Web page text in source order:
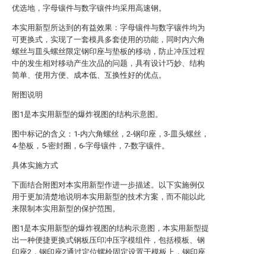
优选地，字母镶件与数字镶件均采用高速钢。
本实用新型所达到的有益效果：字母镶件与数字镶件均为
可更换式，实现了一套模具多套使用的功能，同时内六角
螺丝与皿头螺丝限定钢印座与垫板的移动，防止冲压过程
中的发生相对移动产生次品的问题，具有设计巧妙、结构
简单、使用方便、成本低、互换性好的优点。
附图说明
图1是本实用新型的爆炸视图的结构示意图。
图中标记的含义：1-内六角螺丝，2-钢印座，3-皿头螺丝，
4-垫板，5-密封圈，6-字母镶件，7-数字镶件。
具体实施方式
下面结合附图对本实用新型作进一步描述。以下实施例仅
用于更加清楚地说明本实用新型的技术方案，而不能以此
来限制本实用新型的保护范围。
图1是本实用新型的爆炸视图的结构示意图，本实用新型提
出一种便捷更换式钢板压印冲压字模组件，包括模板、钢
印座2，钢印座2通过定位螺栓固定设置于模板上，钢印座